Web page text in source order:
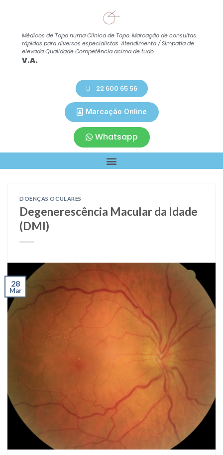
Médicos de Topo numa Clínica de Topo. Marcação de consultas
rápidas para diversos especialistas. Atendimento / Simpatia de
elevada Qualidade Competência acima de tudo.
V.A.
22 600 65 56
Marcação Online
Whatsapp
DOENÇAS OCULARES
Degenerescência Macular da Idade
(DMI)
28
Mar